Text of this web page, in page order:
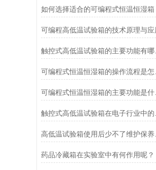
如何选择适合的可编程式恒温恒湿箱
可编程高低温试验箱的技术原理与应
触控式高低温
可编程式恒温
高低温试验箱
药品冷藏箱在实验室中有何作用呢？